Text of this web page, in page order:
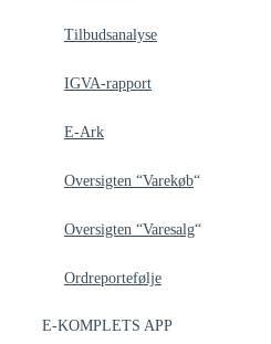
Tilbudsanalyse
IGVA-rapport
E-Ark
Oversigten “Varekøb“
Oversigten “Varesalg“
Ordreportefølje
E-KOMPLETS APP